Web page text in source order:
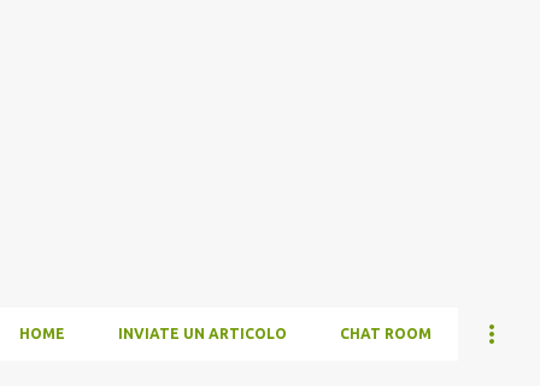
HOME INVIATE UN ARTICOLO CHAT ROOM